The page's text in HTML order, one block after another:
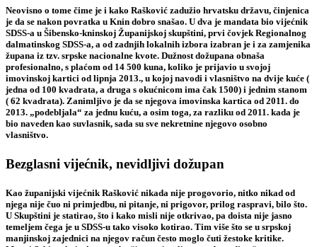
Neovisno o tome čime je i kako Rašković zadužio hrvatsku državu, činjenica
je da se nakon povratka u Knin dobro snašao. U dva je mandata bio vijećnik
SDSS-a u Šibensko-kninskoj Županijskoj skupštini, prvi čovjek Regionalnog
dalmatinskog SDSS-a, a od zadnjih lokalnih izbora izabran je i za zamjenika
župana iz tzv. srpske nacionalne kvote. Dužnost dožupana obnaša
profesionalno, s plaćom od 14 500 kuna, koliko je prijavio u svojoj
imovinskoj kartici od lipnja 2013., u kojoj navodi i vlasništvo na dvije kuće (
jedna od 100 kvadrata, a druga s okućnicom ima čak 1500) i jednim stanom
( 62 kvadrata). Zanimljivo je da se njegova imovinska kartica od 2011. do
2013. „podebljala“ za jednu kuću, a osim toga, za razliku od 2011. kada je
bio naveden kao suvlasnik, sada su sve nekretnine njegovo osobno
vlasništvo.
Bezglasni vijećnik, nevidljivi dožupan
Kao županijski vijećnik Rašković nikada nije progovorio, nitko nikad od
njega nije čuo ni primjedbu, ni pitanje, ni prigovor, prilog raspravi, bilo što.
U Skupštini je statirao, što i kako misli nije otkrivao, pa doista nije jasno
temeljem čega je u SDSS-u tako visoko kotirao. Tim više što se u srpskoj
manjinskoj zajednici na njegov račun često moglo čuti žestoke kritike.